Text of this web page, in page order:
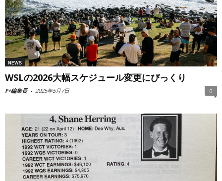
NEWS
WSLの2026大幅スケジュール変更にびっくり
F+編集長 - 2025年5月7日 0